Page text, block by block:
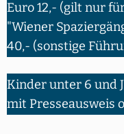
Euro 12,- (gilt nur
"Wiener
40,- (sonstige
Kinder unter 6 und
mit Presseausweis